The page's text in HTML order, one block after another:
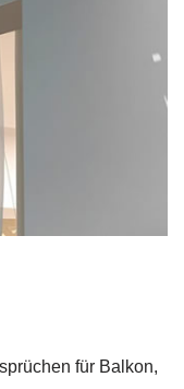
für Balkon,